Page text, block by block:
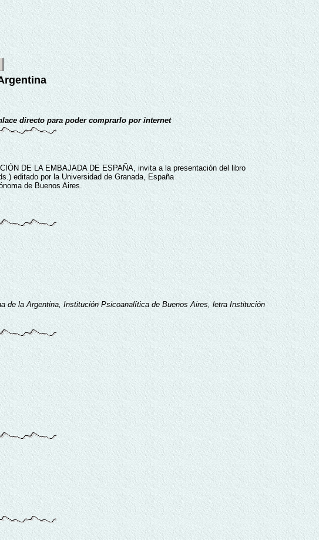
directo para poder comprarlo por internet
DE LA EMBAJADA DE ESPAÑA, invita a la presentación del libro
editado por la Universidad de Granada, España
de Buenos Aires.
de la Argentina, Institución Psicoanalítica de Buenos Aires, letra Institución